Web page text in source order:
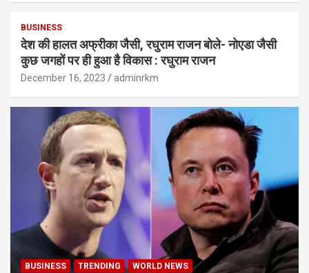
BUSINESS
देश की हालत अफ्रीका जैसी, रघुराम राजन बोले- नोएडा जैसी
कुछ जगहों पर ही हुआ है विकास : रघुराम राजन
December 16, 2023 adminrkm
BUSINESS TRENDING WORLD NEWS